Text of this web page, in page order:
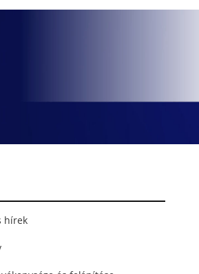
hírek